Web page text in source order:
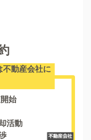
不動産会社に
始
活動